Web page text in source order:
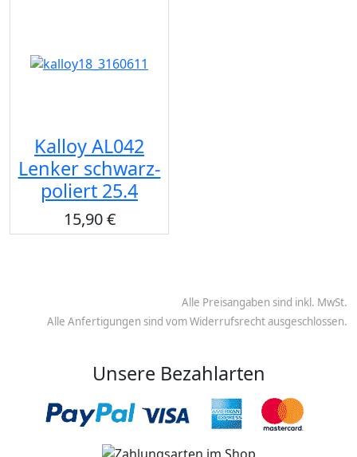
Kalloy AL042
Lenker schwarz-
poliert 25.4
15,90 €
Alle Preisangaben sind inkl. MwSt.
Alle Anfertigungen sind vom Widerrufsrecht ausgeschlossen.
Unsere Bezahlarten